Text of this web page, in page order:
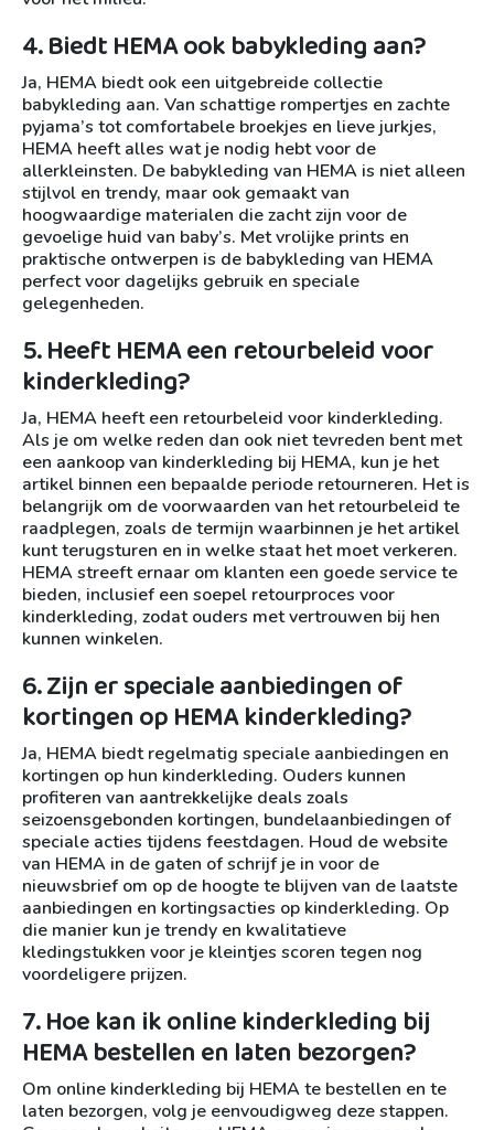
4. Biedt HEMA ook babykleding aan?
Ja, HEMA biedt ook een uitgebreide collectie
babykleding aan. Van schattige rompertjes en zachte
pyjama’s tot comfortabele broekjes en lieve jurkjes,
HEMA heeft alles wat je nodig hebt voor de
allerkleinsten. De babykleding van HEMA is niet alleen
stijlvol en trendy, maar ook gemaakt van
hoogwaardige materialen die zacht zijn voor de
gevoelige huid van baby’s. Met vrolijke prints en
praktische ontwerpen is de babykleding van HEMA
perfect voor dagelijks gebruik en speciale
gelegenheden.
5. Heeft HEMA een retourbeleid voor
kinderkleding?
Ja, HEMA heeft een retourbeleid voor kinderkleding.
Als je om welke reden dan ook niet tevreden bent met
een aankoop van kinderkleding bij HEMA, kun je het
artikel binnen een bepaalde periode retourneren. Het is
belangrijk om de voorwaarden van het retourbeleid te
raadplegen, zoals de termijn waarbinnen je het artikel
kunt terugsturen en in welke staat het moet verkeren.
HEMA streeft ernaar om klanten een goede service te
bieden, inclusief een soepel retourproces voor
kinderkleding, zodat ouders met vertrouwen bij hen
kunnen winkelen.
6. Zijn er speciale aanbiedingen of
kortingen op HEMA kinderkleding?
Ja, HEMA biedt regelmatig speciale aanbiedingen en
kortingen op hun kinderkleding. Ouders kunnen
profiteren van aantrekkelijke deals zoals
seizoensgebonden kortingen, bundelaanbiedingen of
speciale acties tijdens feestdagen. Houd de website
van HEMA in de gaten of schrijf je in voor de
nieuwsbrief om op de hoogte te blijven van de laatste
aanbiedingen en kortingsacties op kinderkleding. Op
die manier kun je trendy en kwalitatieve
kledingstukken voor je kleintjes scoren tegen nog
voordeligere prijzen.
7. Hoe kan ik online kinderkleding bij
HEMA bestellen en laten bezorgen?
Om online kinderkleding bij HEMA te bestellen en te
laten bezorgen, volg je eenvoudigweg deze stappen.